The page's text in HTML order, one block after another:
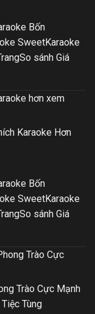
Bốn
SweetKaraoke
sánh Giá
Karaoke Hơn
Bốn
SweetKaraoke
sánh Giá
Trào Cực Mạnh
Tùng